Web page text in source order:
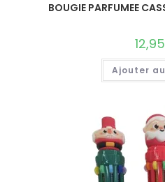
BOUGIE PARFUMEE
12,95
Ajouter